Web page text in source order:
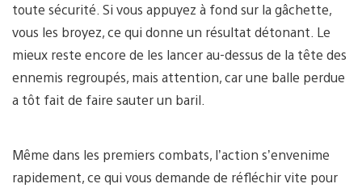
toute sécurité. Si vous appuyez à fond sur la gâchette,
vous les broyez, ce qui donne un résultat détonant. Le
mieux reste encore de les lancer au-dessus de la tête des
ennemis regroupés, mais attention, car une balle perdue
a tôt fait de faire sauter un baril.
Même dans les premiers combats, l’action s’envenime
rapidement, ce qui vous demande de réfléchir vite pour